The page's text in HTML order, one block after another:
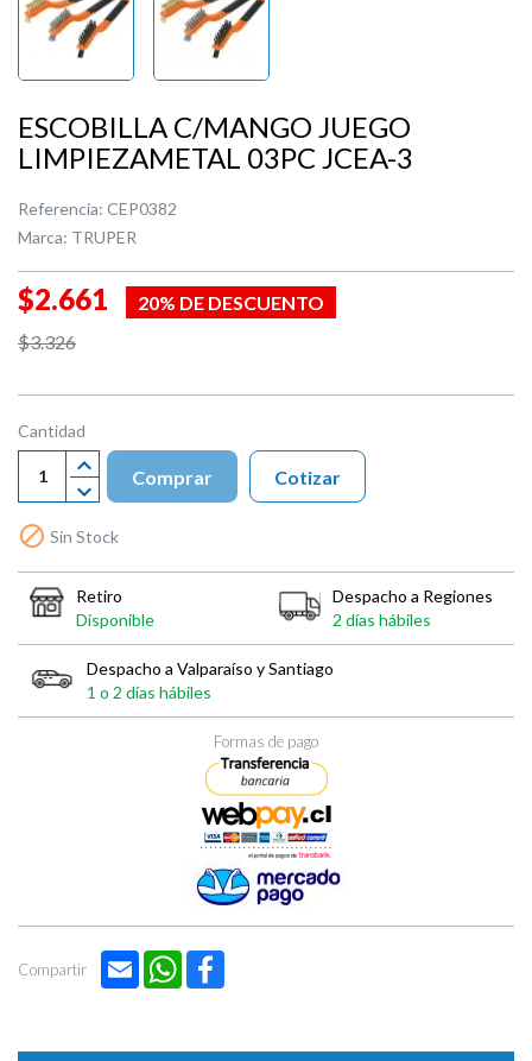
ESCOBILLA C/MANGO JUEGO
LIMPIEZAMETAL 03PC JCEA-3
Referencia: CEP0382
Marca: TRUPER
$2.661
20% DE DESCUENTO
$3.326
Cantidad
Comprar
 Sin Stock
Cotizar
Retiro
Disponible
Despacho a Regiones
2 días hábiles
Despacho a Valparaíso y Santiago
1 o 2 días hábiles
Formas de pago
Compartir Email WhatsApp